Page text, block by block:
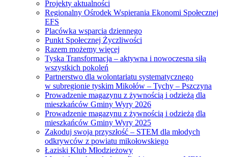
Projekty aktualności
Regionalny Ośrodek Wspierania Ekonomi Społecznej
EFS
Placówka wsparcia dziennego
Punkt Społecznej Życzliwości
Razem możemy więcej
Tyska Transformacja – aktywna i nowoczesna siłą
wszystkich pokoleń
Partnerstwo dla wolontariatu systematycznego
w subregionie tyskim Mikołów – Tychy – Pszczyna
Prowadzenie magazynu z żywnością i odzieżą dla
mieszkańców Gminy Wyry 2026
Prowadzenie magazynu z żywnością i odzieżą dla
mieszkańców Gminy Wyry 2025
Zakoduj swoja przyszłość – STEM dla młodych
odkrywców z powiatu mikołowskiego
Łaziski Klub Młodzieżowy